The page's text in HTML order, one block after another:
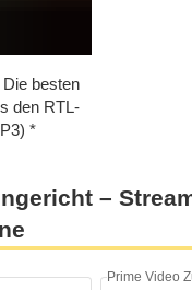
besten
den RTL-
–
Prime Video